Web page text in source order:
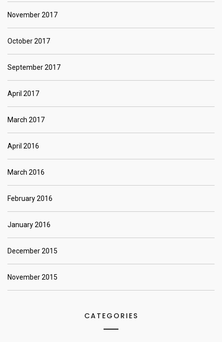
November 2017
October 2017
September 2017
April 2017
March 2017
April 2016
March 2016
February 2016
January 2016
December 2015
November 2015
CATEGORIES